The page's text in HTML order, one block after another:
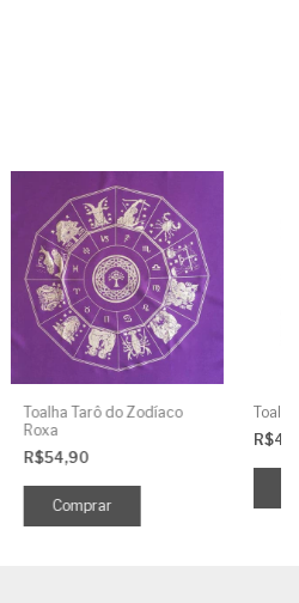
Toalha Tarô do Zodíaco
Roxa
R$54,90